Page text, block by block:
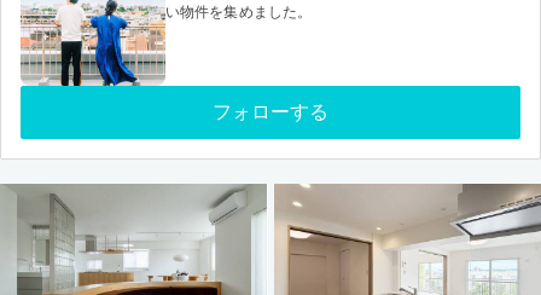
い物件を集めました。
フォローする